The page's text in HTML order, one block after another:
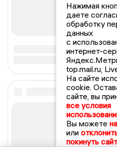
Нажимая
даете
обработку
данных
с
интернет-
top.mail.ru,
На сайте
cookie.
сайте, вы
все условия
Вы можете
или
покинуть сайт